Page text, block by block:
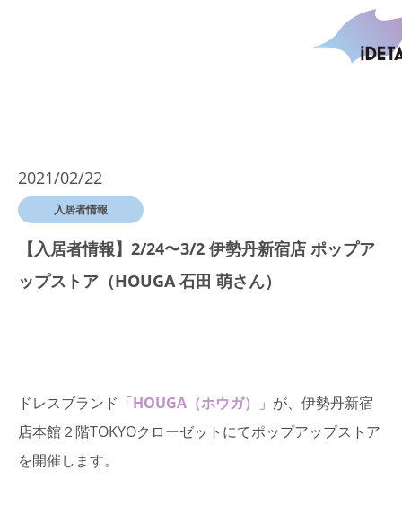
2021/02/22
入居者情報
【入居者情報】2/24〜3/2 伊勢丹新宿店 ポップア
ップストア（HOUGA 石田 萌さん）
ドレスブランド「HOUGA（ホウガ）
」が、伊勢丹新宿
店本館２階TOKYOクローゼットにてポップアップストア
を開催します。